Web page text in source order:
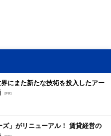
界にまた新たな技術を投入したアー
[PR]
ズ」がリニューアル！ 賃貸経営の